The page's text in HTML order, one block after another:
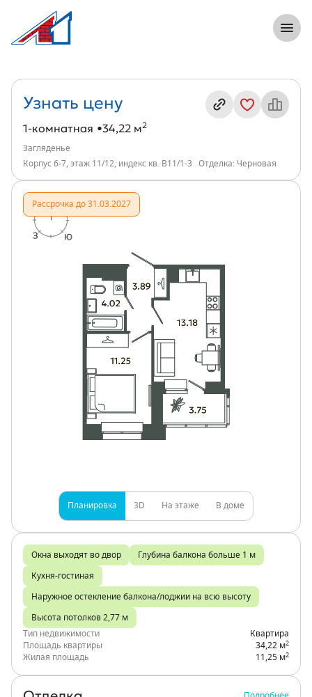
1-комнатная, 34 м², ЖК Загляденье,
Информация о квартире
Узнать цену
1-комнатная 34,22 м2
Загляденье
Корпус 6-7, этаж 11/12, индекс кв. В11/1-3
Отделка: Черновая
Рассрочка до 31.03.2027
Планировка 3D На этаже В доме
Окна выходят во двор Глубина балкона больше 1 м
Кухня-гостиная
Наружное остекление балкона/лоджии на всю высоту
Высота потолков 2,77 м
Тип недвижимости
Квартира
Площадь квартиры
34,22 м2
Жилая площадь 11,25 м2
Подробнее